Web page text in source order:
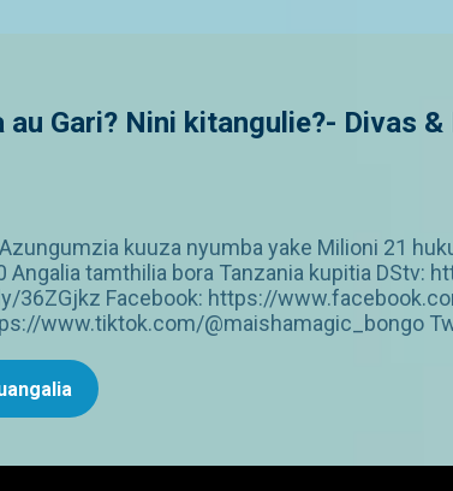
au Gari? Nini kitangulie?- Divas
kuuza nyumba yake Milioni 21
Angalia tamthilia bora Tanzania kupitia
36ZGjkz Facebook: https://
www.tiktok.com/@maishamagic_bongo